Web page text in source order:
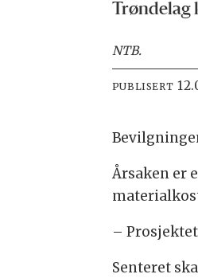
Trøndelag
NTB.
PUBLISERT
Årsaken er
–
Senteret